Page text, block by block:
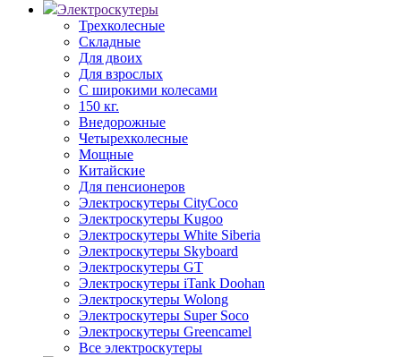
Электроскутеры
Трехколесные
Складные
Для двоих
Для взрослых
С широкими колесами
150 кг.
Внедорожные
Четырехколесные
Мощные
Китайские
Для пенсионеров
Электроскутеры CityCoco
Электроскутеры Kugoo
Электроскутеры White Siberia
Электроскутеры Skyboard
Электроскутеры GT
Электроскутеры iTank Doohan
Электроскутеры Wolong
Электроскутеры Super Soco
Электроскутеры Greencamel
Все электроскутеры